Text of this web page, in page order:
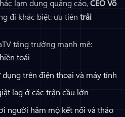
lạm dụng quảng cáo,CEO Võ
đi khác biệt: ưu tiên trải
tăng trưởng mạnh mẽ:
toái
dụng trên điện thoại và máy tính
lag ở các trận cầu lớn
người hâm mộ kết nối và thảo